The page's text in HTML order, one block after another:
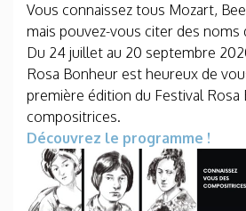
Vous connaissez tous Mozart,
mais pouvez-vous citer des noms
Du 24 juillet au 20 septembre
Rosa Bonheur est heureux de
première édition du Festival Rosa
compositrices.
Découvrez le programme !